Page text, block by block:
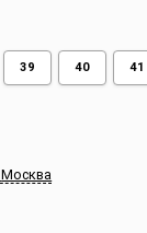
39 40 41
Москва